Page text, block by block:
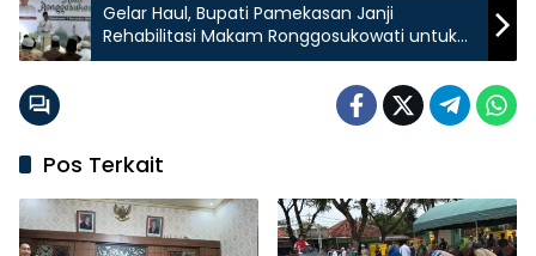
Gelar Haul, Bupati Pamekasan Janji
Rehabilitasi Makam Ronggosukowati untuk
Perkuat Nilai Sejarah
Pos Terkait